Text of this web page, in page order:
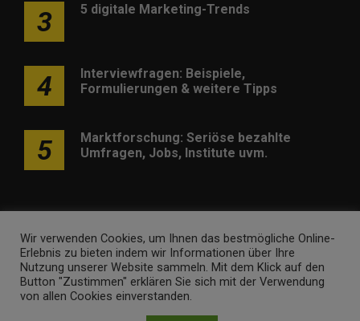
3 5 digitale Marketing-Trends
4
Interviewfragen: Beispiele,
Formulierungen & weitere Tipps
5
Marktforschung: Seriöse bezahlte
Umfragen, Jobs, Institute uvm.
Werben Kontakt Impressum Newsletter
marketing-trendinformationen.de • Marken- und
Wir verwenden Cookies, um Ihnen das bestmögliche Online-
Erlebnis zu bieten indem wir Informationen über Ihre
Nutzung unserer Website sammeln. Mit dem Klick auf den
Button "Zustimmen" erklären Sie sich mit der Verwendung
von allen Cookies einverstanden.